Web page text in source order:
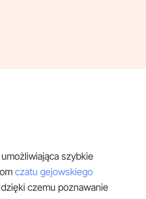
szybkie
czatu gejowskiego
czemu poznawanie